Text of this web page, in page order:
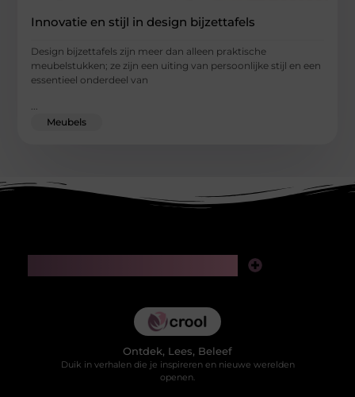
Innovatie en stijl in design bijzettafels
Design bijzettafels zijn meer dan alleen praktische
meubelstukken; ze zijn een uiting van persoonlijke stijl en een
essentieel onderdeel van
Meubels
Ontdek, Lees, Beleef
Duik in verhalen die je inspireren en nieuwe werelden
openen.